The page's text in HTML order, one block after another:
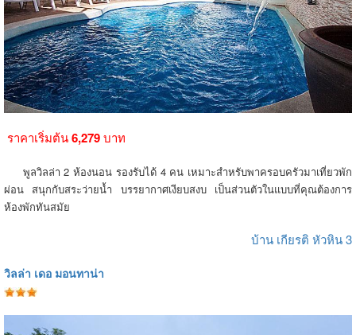
ราคาเริ่มต้น6,279บาท
พูลวิลล่า 2 ห้องนอน รองรับได้ 4 คน เหมาะสำหรับพาครอบครัวมาเที่ยวพัก
ผ่อน สนุกกับสระว่ายน้ำ บรรยากาศเงียบสงบ เป็นส่วนตัวในแบบที่คุณต้องการ
ห้องพักทันสมัย
บ้าน เกียรติ หัวหิน 3
วิลล่า เดอ มอนทาน่า